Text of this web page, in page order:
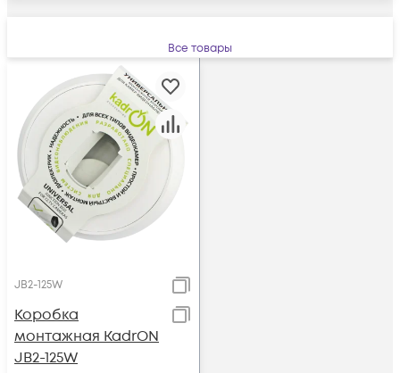
Все товары
JB2-125W
Коробка
монтажная KadrON
JB2-125W